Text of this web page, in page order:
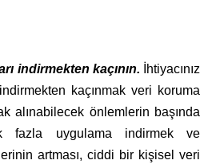
indirmekten kaçının.
İhtiyacınız
kaçınmak veri koruma
alınabilecek önlemlerin başında
fazla uygulama indirmek ve
artması, ciddi bir kişisel veri